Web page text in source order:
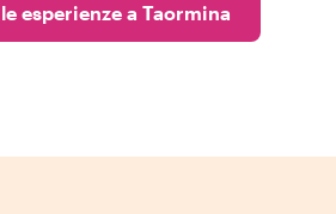
esperienze a Taormina